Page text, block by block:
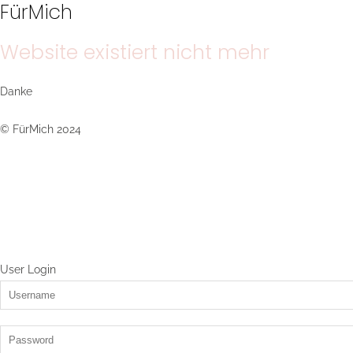
FürMich
Website existiert nicht mehr
Danke
© FürMich 2024
User Login